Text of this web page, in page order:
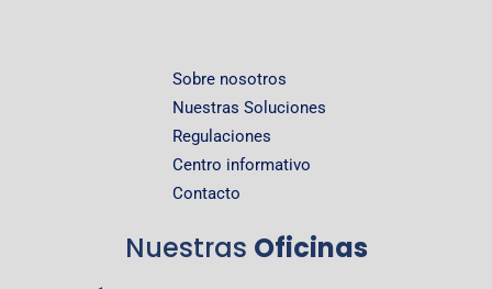
Sobre nosotros
Nuestras Soluciones
Regulaciones
Centro informativo
Contacto
Nuestras Oficinas